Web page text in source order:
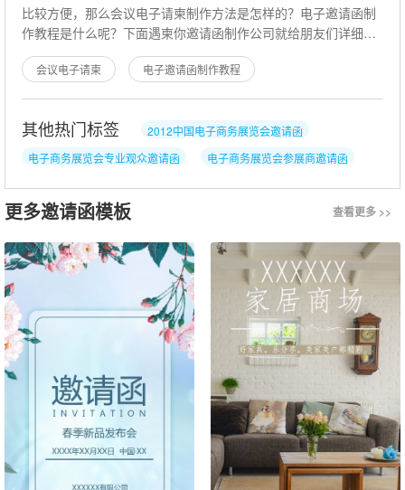
比较方便，那么会议电子请柬制作方法是怎样的？电子邀请函制
作教程是什么呢？下面遇柬你邀请函制作公司就给朋友们详细的
说说这些问题。会议电子请柬制作
会议电子请柬 电子邀请函制作教程
其他热门标签
2012中国电子商务展览会邀请函
电子商务展览会专业观众邀请函
电子商务展览会参展商邀请函
会议展览邀请函
商务会议电子邀请函 电子商务会议邀请函
更多邀请函模板 查看更多 >>